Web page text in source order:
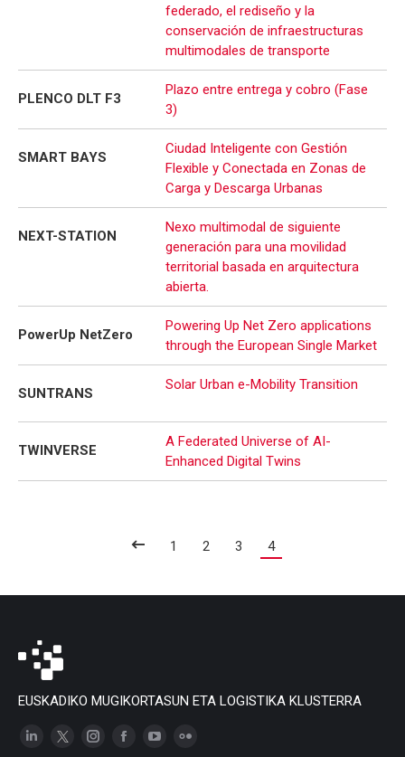
federado, el rediseño y la
conservación de infraestructuras
multimodales de transporte
PLENCO DLT F3
Plazo entre entrega y cobro (Fase
3)
SMART BAYS
Ciudad Inteligente con Gestión
Flexible y Conectada en Zonas de
Carga y Descarga Urbanas
NEXT-STATION
Nexo multimodal de siguiente
generación para una movilidad
territorial basada en arquitectura
abierta.
PowerUp NetZero
Powering Up Net Zero applications
through the European Single Market
SUNTRANS
Solar Urban e-Mobility Transition
TWINVERSE
A Federated Universe of AI-
Enhanced Digital Twins
1 2 3 4
EUSKADIKO MUGIKORTASUN ETA LOGISTIKA KLUSTERRA
Linkedin
X
Instagram